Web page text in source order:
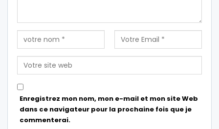
Enregistrez mon nom, mon e-mail et mon site Web
dans ce navigateur pour la prochaine fois que je
commenterai.